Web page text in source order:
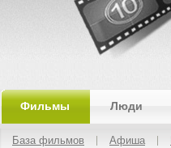
Фильмы Люди
База фильмов Афиша